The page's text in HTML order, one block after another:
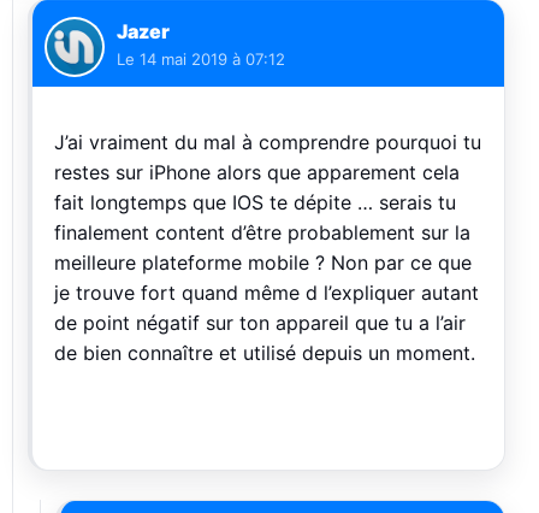
Jazer
Le 14 mai 2019 à 07:12
J’ai vraiment du mal à comprendre pourquoi tu
restes sur iPhone alors que apparement cela
fait longtemps que IOS te dépite … serais tu
finalement content d’être probablement sur la
meilleure plateforme mobile ? Non par ce que
je trouve fort quand même d l’expliquer autant
de point négatif sur ton appareil que tu a l’air
de bien connaître et utilisé depuis un moment.